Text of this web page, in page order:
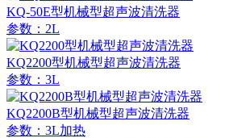
KQ-50E型机械型超声波清洗器
参数：2L
KQ2200型机械型超声波清洗器
参数：3L
KQ2200B型机械型超声波清洗器
参数：3L加热